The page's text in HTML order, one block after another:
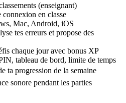
(enseignant)
connexion en classe
Mac, Android, iOS
tes erreurs et propose des
chaque jour avec bonus XP
tableau de bord, limite de temps
ta progression de la semaine
sonore pendant les parties